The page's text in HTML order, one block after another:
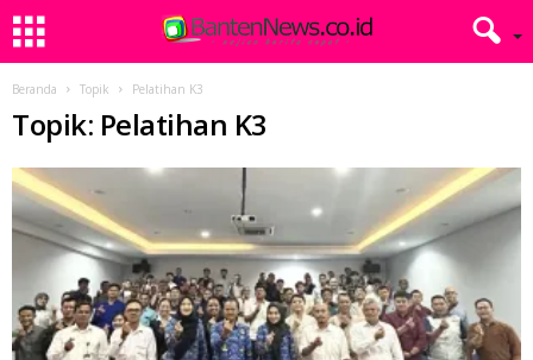
Beranda Topik Pelatihan K3
Topik: Pelatihan K3